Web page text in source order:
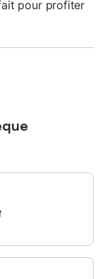
pour profiter